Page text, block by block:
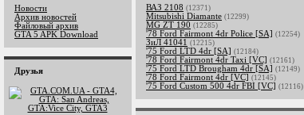
Новости
Архив новостей
Файловый архив
GTA 5 APK Download
Друзья
ВАЗ 2108 (12371)
Mitsubishi Diamante (12299)
MG ZT 190 (12285)
'78 Ford Fairmont 4dr Police [SA] (12254)
ЗиЛ 41041 (12215)
'75 Ford LTD 4dr [SA] (12184)
'78 Ford Fairmont 4dr Taxi [VC] (12161)
'75 Ford LTD Brougham 4dr [SA] (12149)
'78 Ford Fairmont 4dr [VC] (12145)
'75 Ford Custom 500 4dr FBI [VC] (12116)